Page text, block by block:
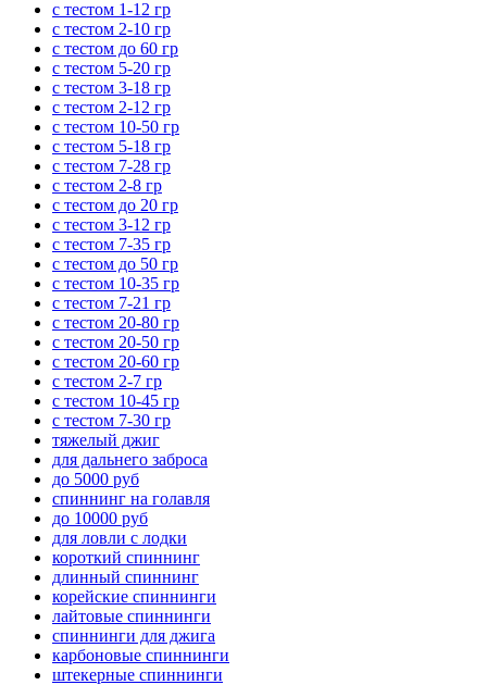
с тестом 1-12 гр
с тестом 2-10 гр
с тестом до 60 гр
с тестом 5-20 гр
с тестом 3-18 гр
с тестом 2-12 гр
с тестом 10-50 гр
с тестом 5-18 гр
с тестом 7-28 гр
с тестом 2-8 гр
с тестом до 20 гр
с тестом 3-12 гр
с тестом 7-35 гр
с тестом до 50 гр
с тестом 10-35 гр
с тестом 7-21 гр
с тестом 20-80 гр
с тестом 20-50 гр
с тестом 20-60 гр
с тестом 2-7 гр
с тестом 10-45 гр
с тестом 7-30 гр
тяжелый джиг
для дальнего заброса
до 5000 руб
спиннинг на голавля
до 10000 руб
для ловли с лодки
короткий спиннинг
длинный спиннинг
корейские спиннинги
лайтовые спиннинги
спиннинги для джига
карбоновые спиннинги
штекерные спиннинги